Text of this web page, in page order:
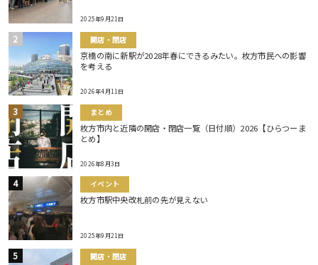
2025年9月21日
開店・閉店
京橋の南に新駅が2028年春にできるみたい。枚方市民への影響
を考える
2026年4月11日
まとめ
枚方市内と近隣の開店・閉店一覧（日付順）2026【ひらつーま
とめ】
2026年8月3日
イベント
枚方市駅中央改札前の先が見えない
2025年9月21日
開店・閉店